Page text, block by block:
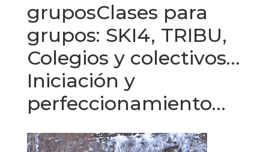
gruposClases para
grupos: SKI4, TRIBU,
Colegios y colectivos…
Iniciación y
perfeccionamiento…